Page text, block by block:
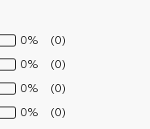
0%
(0)
0%
(0)
0%
(0)
0%
(0)